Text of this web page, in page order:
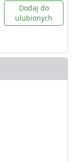
Dodaj do
ulubionych